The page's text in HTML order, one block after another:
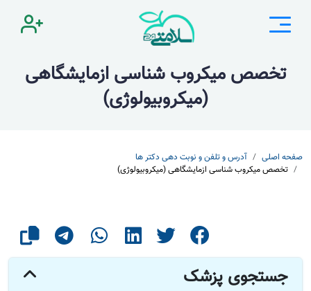
تخصص میکروب شناسی ازمایشگاهی
(میکروبیولوژی)
صفحه اصلی
آدرس و تلفن و نوبت دهی دکتر ها
تخصص میکروب شناسی ازمایشگاهی (میکروبیولوژی)
جستجوی پزشک